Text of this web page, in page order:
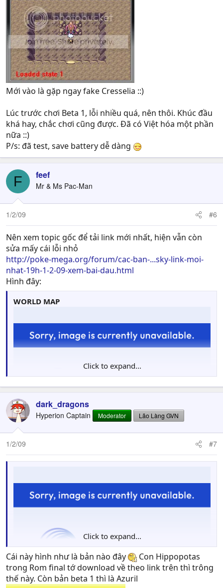
Mới vào là gặp ngay fake Cresselia ::)
Lúc trước chơi Beta 1, lỗi nhiều quá, nên thôi. Khúc đầu
khá hay, chắc chơi cũng được. Đã có Việt hóa một phần
nữa ::)
P/s: đã test, save battery dễ dàng
F feef
Mr & Ms Pac-Man
1/2/09 #6
Nên xem topic gốc để tải link mới nhất, hiện vẫn còn
sửa mấy cái lỗi nhỏ
http://poke-mega.org/forum/cac-ban-...sky-link-moi-
nhat-19h-1-2-09-xem-bai-dau.html
Hình đây:
WORLD MAP
Click to expand...
dark_dragons
Hyperion Captain Moderator Lão Làng GVN
1/2/09 #7
Click to expand...
Cái này hình như là bản nào đây
Con Hippopotas
trong Rom final tớ download về theo link trên thì trông
thế này. Còn bản beta 1 thì là Azuril